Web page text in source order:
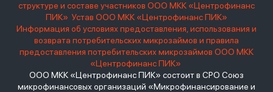
структуре и составе участников ООО МКК «Центрофинанс
ПИК» Устав ООО МКК «Центрофинанс ПИК»
Информация об условиях предоставления, использования и
возврата потребительских микрозаймов и правила
предоставления потребительских микрозаймов ООО МКК
«Центрофинанс ПИК»
ООО МКК «Центрофинанс ПИК» состоит в СРО Союз
микрофинансовых организаций «Микрофинансирование и